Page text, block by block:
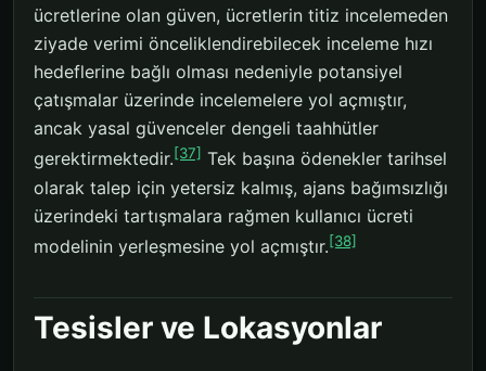
ücretlerine olan güven, ücretlerin titiz incelemeden
ziyade verimi önceliklendirebilecek inceleme hızı
hedeflerine bağlı olması nedeniyle potansiyel
çatışmalar üzerinde incelemelere yol açmıştır,
ancak yasal güvenceler dengeli taahhütler
gerektirmektedir.[37] Tek başına ödenekler tarihsel
olarak talep için yetersiz kalmış, ajans bağımsızlığı
üzerindeki tartışmalara rağmen kullanıcı ücreti
modelinin yerleşmesine yol açmıştır.[38]
Tesisler ve Lokasyonlar